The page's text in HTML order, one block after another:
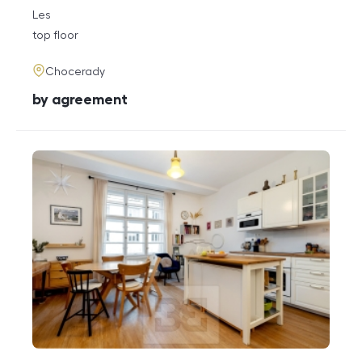
rozměry
disposition
Les
funkce
top floor
adresa
Chocerady
cena
by agreement